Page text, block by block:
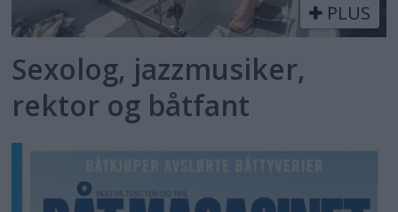
PLUS
Sexolog, jazzmusiker,
rektor og båtfant